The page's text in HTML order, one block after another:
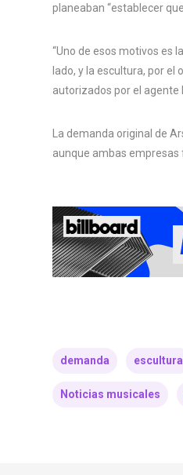
planeaban “establecer
“Uno de esos motivos es
lado, y la escultura, por el
autorizados por el agente
La demanda original de
aunque ambas empresas
demanda escultura
Noticias musicales